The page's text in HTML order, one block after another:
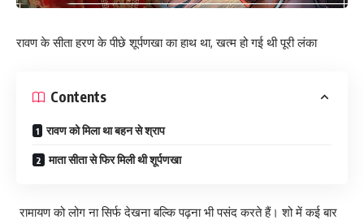
रावण के सीता हरण के पीछे शूर्पणखा का हाथ था, खत्म हो गई थी पूरी लंका
Contents
रावण को मिला था बहन से श्राप
माता सीता से फिर मिली थी शूर्पणखा
रामायण को लोग ना सिर्फ देखना बल्कि पढ़ना भी पसंद करते हैं। शो में कई बार